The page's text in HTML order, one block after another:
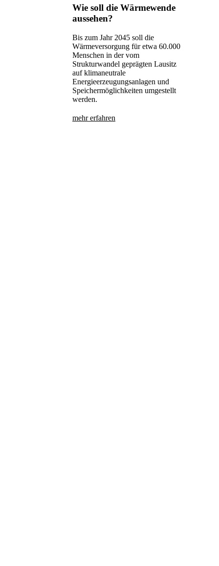
Wie soll die Wärmewende
aussehen?
Bis zum Jahr 2045 soll die
Wärmeversorgung für etwa 60.000
Menschen in der vom
Strukturwandel geprägten Lausitz
auf klimaneutrale
Energieerzeugungsanlagen und
Speichermöglichkeiten umgestellt
werden.
mehr erfahren